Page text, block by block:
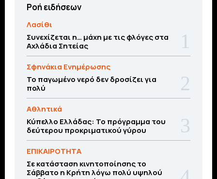
Ροή ειδήσεων
Λασίθι
Συνεχίζεται η… μάχη με τις φλόγες στα
Αχλάδια Σητείας
Σφηνάκια Ενημέρωσης
Το παγωμένο νερό δεν δροσίζει για
πολύ
Αθλητικά
Κύπελλο Ελλάδας: Το πρόγραμμα του
δεύτερου προκριματικού γύρου
ΕΠΙΚΑΙΡΟΤΗΤΑ
Σε κατάσταση κινητοποίησης το
Σάββατο η Κρήτη λόγω πολύ υψηλού